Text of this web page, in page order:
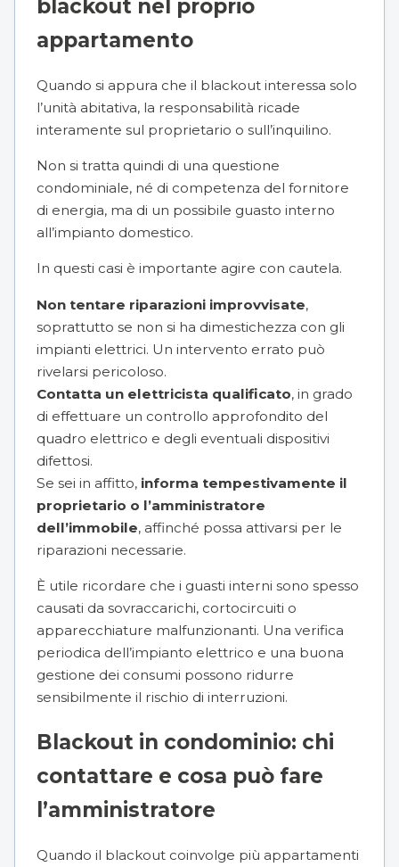
blackout nel proprio
appartamento
Quando si appura che il blackout interessa solo
l’unità abitativa, la responsabilità ricade
interamente sul proprietario o sull’inquilino.
Non si tratta quindi di una questione
condominiale, né di competenza del fornitore
di energia, ma di un possibile guasto interno
all’impianto domestico.
In questi casi è importante agire con cautela.
Non tentare riparazioni improvvisate,
soprattutto se non si ha dimestichezza con gli
impianti elettrici. Un intervento errato può
rivelarsi pericoloso.
Contatta un elettricista qualificato, in grado
di effettuare un controllo approfondito del
quadro elettrico e degli eventuali dispositivi
difettosi.
Se sei in affitto, informa tempestivamente il
proprietario o l’amministratore
dell’immobile, affinché possa attivarsi per le
riparazioni necessarie.
È utile ricordare che i guasti interni sono spesso
causati da sovraccarichi, cortocircuiti o
apparecchiature malfunzionanti. Una verifica
periodica dell’impianto elettrico e una buona
gestione dei consumi possono ridurre
sensibilmente il rischio di interruzioni.
Blackout in condominio: chi
contattare e cosa può fare
l’amministratore
Quando il blackout coinvolge più appartamenti